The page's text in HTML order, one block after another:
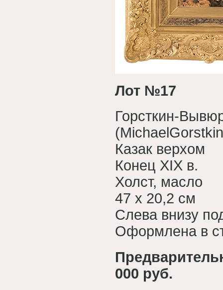
Лот №17
Горсткин-
Казак верхом
Конец XIX в.
Холст, масло
47 х 20,2 см
Слева внизу
Оформлена в
000 руб.